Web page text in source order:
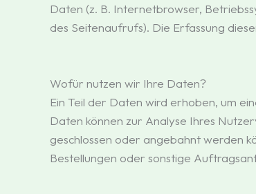
Daten (z. B. Internetbrowser,
des Seitenaufrufs). Die Erfassung
Wofür nutzen wir Ihre Daten?
Ein Teil der Daten wird erhoben, um
Daten können zur Analyse Ihres
geschlossen oder angebahnt werden
Bestellungen oder sonstige